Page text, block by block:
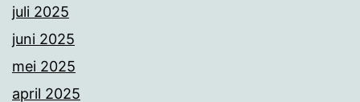
juli 2025
juni 2025
mei 2025
april 2025